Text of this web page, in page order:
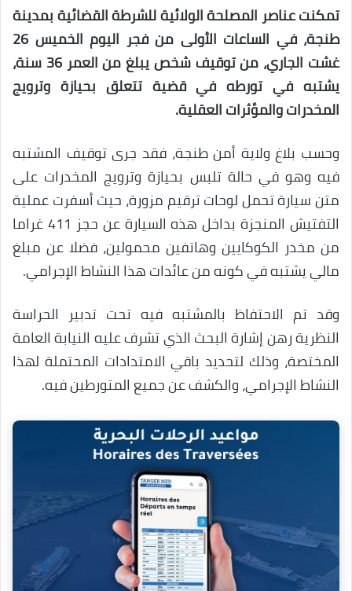
تمكنت عناصر المصلحة الولائية للشرطة القضائية بمدينة
طنجة، في الساعات الأولى من فجر اليوم الخميس 26
غشت الجاري، من توقيف شخص يبلغ من العمر 36 سنة،
يشتبه في تورطه في قضية تتعلق بحيازة وترويج
المخدرات والمؤثرات العقلية.
وحسب بلاغ ولاية أمن طنجة، فقد جرى توقيف المشتبه
فيه وهو في حالة تلبس بحيازة وترويج المخدرات على
متن سيارة تحمل لوحات ترقيم مزورة، حيث أسفرت عملية
التفتيش المنجزة بداخل هذه السيارة عن حجز 411 غراما
من مخدر الكوكايين وهاتفين محمولين، فضلا عن مبلغ
مالي يشتبه في كونه من عائدات هذا النشاط الإجرامي.
وقد تم الاحتفاظ بالمشتبه فيه تحت تدبير الحراسة
النظرية رهن إشارة البحث الذي تشرف عليه النيابة العامة
المختصة، وذلك لتحديد باقي الامتدادات المحتملة لهذا
النشاط الإجرامي، والكشف عن جميع المتورطين فيه.